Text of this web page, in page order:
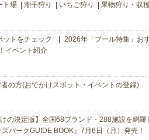
ト場 潮干狩り いちご狩り 果物狩り・収
トをチェック
2026年「プール特集」お
イベント紹介
の方(おでかけスポット・イベントの登録)
けの決定版】全国68ブランド・288施設を網
パークGUIDE BOOK』7月6日（月）発売！